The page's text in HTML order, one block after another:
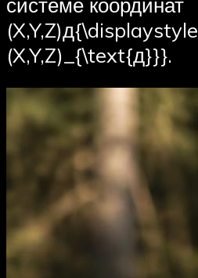
(X,Y,Z)д{\displaystyle
(X,Y,Z)_{\text{д}}}.